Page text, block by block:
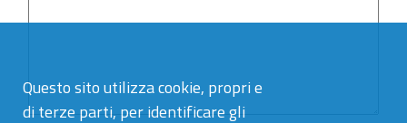
Questo sito utilizza cookie, propri e
di terze parti, per identificare gli